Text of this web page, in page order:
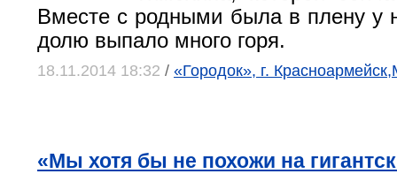
Вместе с родными была в плену у
долю выпало много горя.
18.11.2014 18:32 / «Городок», г.
«Мы хотя бы не похожи на